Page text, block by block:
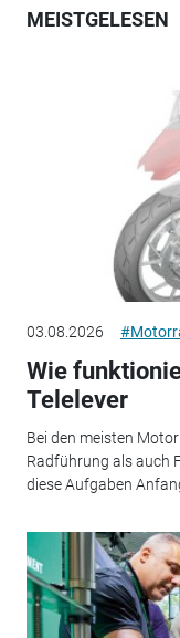
MEISTGELESEN
03.08.2026
Wie
Telelever
Bei den meisten
Radführung als auch
diese Aufgaben